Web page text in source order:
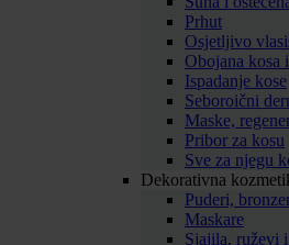
Prhut
Osjetljivo
Obojana kosa
Ispadanje kose
Seboroični
Maske,
Pribor za kosu
Sve za njegu
Dekorativna
Puderi,
Maskare
Sjajila, ruževi